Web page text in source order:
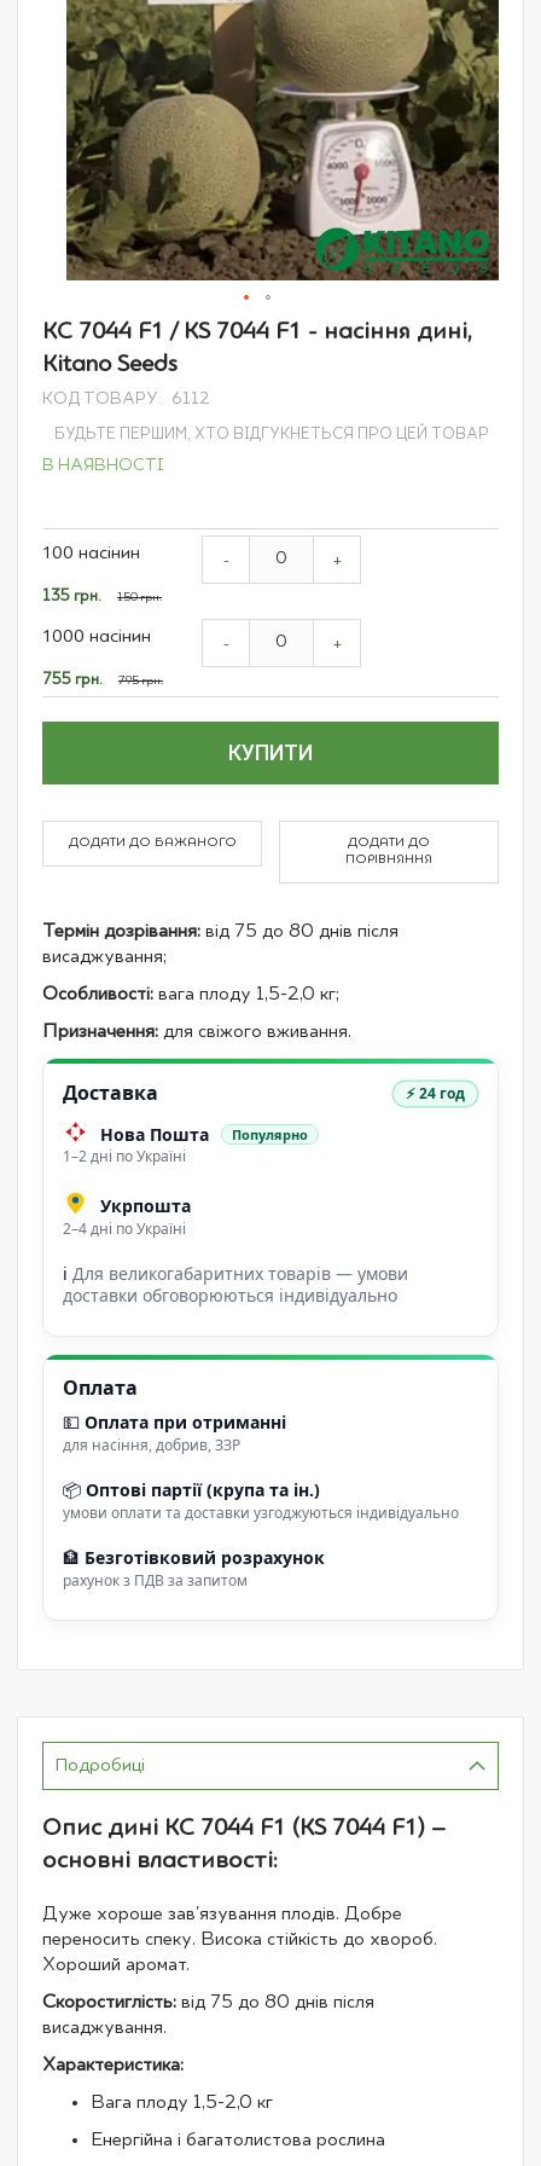
Перейти
початку
галереї
КС 7044 F1 / KS 7044 F1 - насіння дині,
Kitano Seeds
КОД ТОВАРУ 6112
БУДЬТЕ ПЕРШИМ, ХТО ВІДГУКНЕТЬСЯ ПРО ЦЕЙ ТОВАР
В НАЯВНОСТІ
product
100 насінин
Спеціальна
135 грн. 150 грн.
- +
1000 насінин
Спеціальна
ціна
755 грн. 795 грн.
- +
КУПИТИ
ДОДАТИ ДО БАЖАНОГО
ДОДАТИ ДО
ПОРІВНЯННЯ
Термін дозрівання: від 75 до 80 днів після
висаджування;
Особливості: вага плоду 1,5-2,0 кг;
Призначення: для свіжого вживання.
Доставка ⚡ 24 год
Нова Пошта Популярно
1–2 дні по Україні
Укрпошта
2–4 дні по Україні
ℹ Для великогабаритних товарів — умови
доставки обговорюються індивідуально
Оплата
💵 Оплата при отриманні
для насіння, добрив, ЗЗР
📦 Оптові партії (крупа та ін.)
умови оплати та доставки узгоджуються індивідуально
🏦 Безготівковий розрахунок
рахунок з ПДВ за запитом
Подробиці
Опис дині КС 7044 F1 (KS 7044 F1) –
основні властивості:
Дуже хороше зав'язування плодів. Добре
переносить спеку. Висока стійкість до хвороб.
Хороший аромат.
Скоростиглість: від 75 до 80 днів після
висаджування.
Характеристика:
Вага плоду 1,5-2,0 кг
Енергійна і багатолистова рослина